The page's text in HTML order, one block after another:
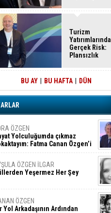
Turizm
Yatırımlarında
Gerçek Risk:
Plansızlık
BU AY BU HAFTA DÜN
ÖZGEN
Yolculuğumda çıkmaz
Fatma Canan Özgen’i
ÖZGEN İLGAR
Yeşermez Her Şey
ÖZGEN
Yol Arkadaşının Ardından